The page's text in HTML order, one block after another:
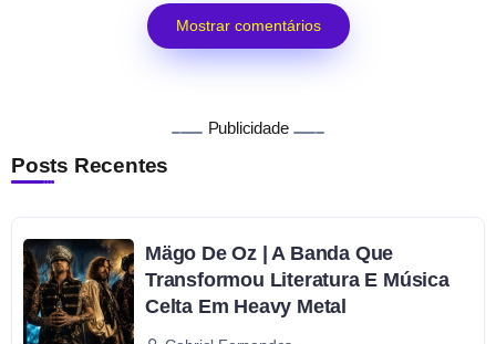
Mostrar comentários
Publicidade
Posts Recentes
Mägo De Oz | A Banda Que
Transformou Literatura E Música
Celta Em Heavy Metal